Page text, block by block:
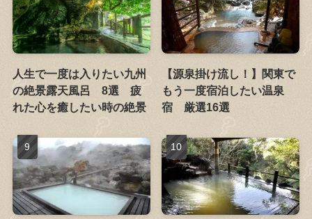
人生で一度は入りたい九州
の絶景露天風呂 8選 疲
れた心を癒したい時の絶景
【源泉掛け流し！】関東で
もう一度宿泊したい温泉
宿 厳選16選